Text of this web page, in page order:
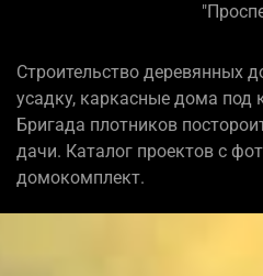
Строительство деревянных
усадку, каркасные дома
Бригада плотников
дачи. Каталог проектов с
домокомплект.